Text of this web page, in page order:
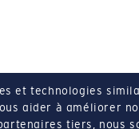
et technologies
aider à améliorer
tiers, nous